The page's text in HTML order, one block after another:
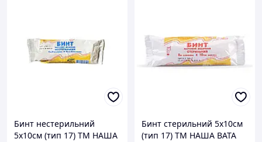
Бинт нестерильний
5х10см (тип 17) ТМ НАША
Бинт стерильний 5х10см
(тип 17) ТМ НАША ВАТА